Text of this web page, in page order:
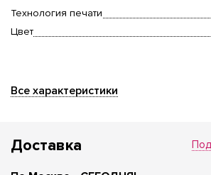
Технология печати
Цвет
Все характеристики
Доставка